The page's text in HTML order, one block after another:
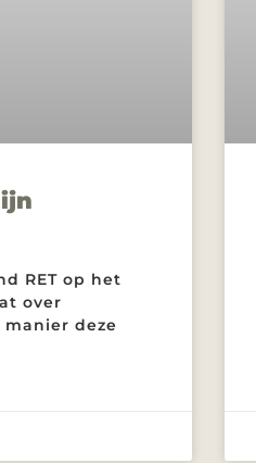
RET op het
over
deze